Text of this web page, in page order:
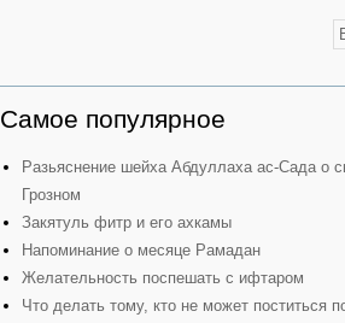
Самое популярное
Разьяснение шейха Абдуллаха ас-Сада о
Грозном
Закятуль фитр и его ахкамы
Напоминание о месяце Рамадан
Желательность поспешать с ифтаром
Что делать тому, кто не может поститься